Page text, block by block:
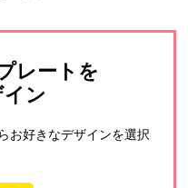
レートを
ン
お好きなデザインを選択